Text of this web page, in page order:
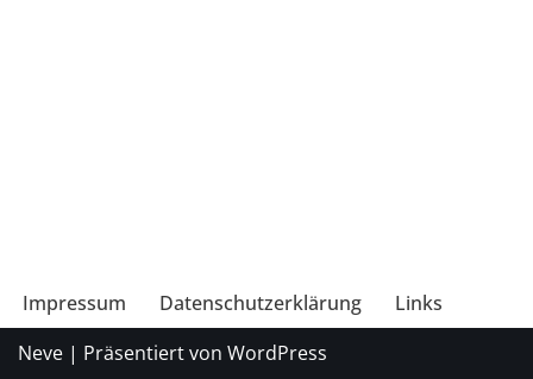
Impressum Datenschutzerklärung
Links
Neve | Präsentiert von WordPress